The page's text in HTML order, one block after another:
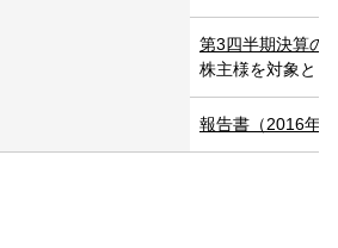
第3四半期決算の
株主様を対象と
報告書（2016年